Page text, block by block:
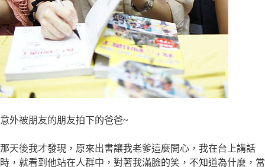
意外被朋友的朋友拍下的爸爸~
那天後我才發現，原來出書讓我老爹這麼開心，我在台上講話
時，就看到他站在人群中，對著我滿臉的笑，不知道為什麼，當